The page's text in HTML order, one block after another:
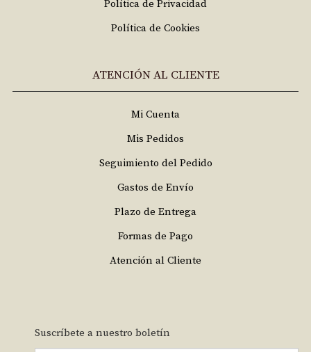
Política de Privacidad
Política de Cookies
ATENCIÓN AL CLIENTE
Mi Cuenta
Mis Pedidos
Seguimiento del Pedido
Gastos de Envío
Plazo de Entrega
Formas de Pago
Atención al Cliente
Suscríbete a nuestro boletín